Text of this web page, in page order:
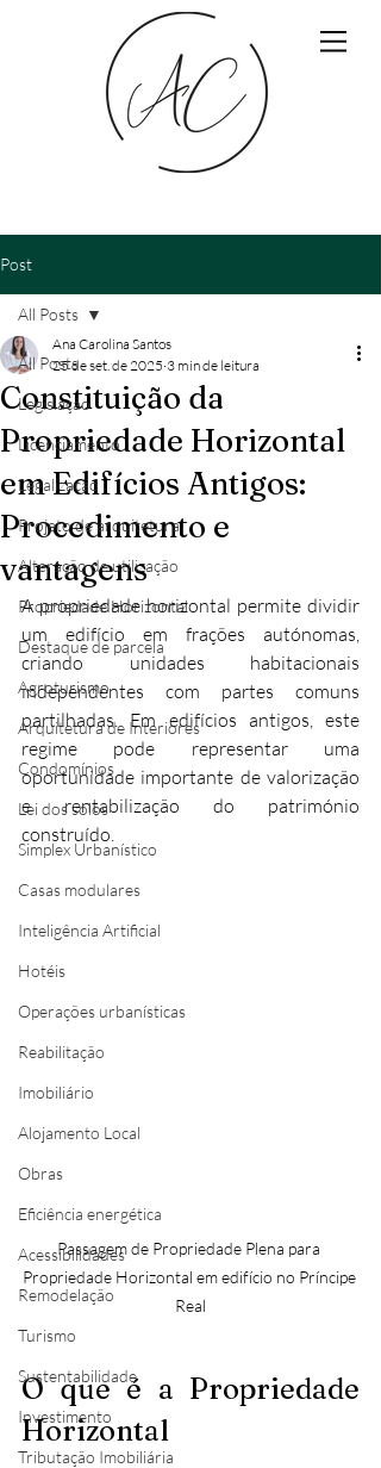
Post
All Posts
Legislação
Licenciamento
Legalização
Projeto de arquitetura
Alteração de utilização
Propriedade Horizontal
Destaque de parcela
Agroturismo
Arquitetura de Interiores
Condomínios
Lei dos solos
Simplex Urbanístico
Casas modulares
Inteligência Artificial
Hotéis
Operações urbanísticas
Reabilitação
Imobiliário
Alojamento Local
Obras
Eficiência energética
Acessibilidades
Remodelação
Turismo
Sustentabilidade
Investimento
Tributação Imobiliária
All Posts
Constituição da
Propriedade Horizontal
em Edifícios Antigos:
Procedimento e
vantagens
Ana Carolina Santos
25 de set. de 2025 3 min de leitura
A propriedade horizontal permite dividir
um edifício em frações autónomas,
criando unidades habitacionais
independentes com partes comuns
partilhadas. Em edifícios antigos, este
regime pode representar uma
oportunidade importante de valorização
e rentabilização do património
construído.
Passagem de Propriedade Plena para
Propriedade Horizontal em edifício no Príncipe
Real
O que é a Propriedade
Horizontal